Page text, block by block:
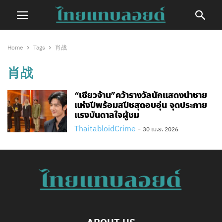
Home Tags 肖战
肖战
“เซียวจ้าน”คว้ารางวัลนักแสดงนำชาย
แห่งปีพร้อมสปีชสุดอบอุ่น จุดประกาย
แรงบันดาลใจผู้ชม
ThaitabloidCrime - 30 เม.ย. 2026